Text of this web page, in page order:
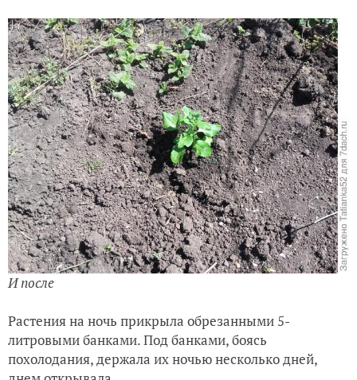
И после
Растения на ночь прикрыла обрезанными 5-
литровыми банками. Под банками, боясь
похолодания, держала их ночью несколько дней,